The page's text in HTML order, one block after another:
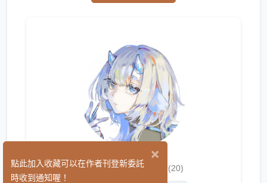
蕗 │ Rova (20)
×
點此加入收藏可以在作者刊登新委託
時收到通知喔！